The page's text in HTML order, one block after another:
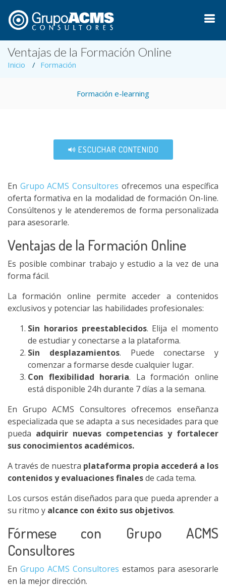
Ventajas de la Formación Online
Inicio Formación
Formación e-learning
ESCUCHAR CONTENIDO
En Grupo ACMS Consultores ofrecemos una específica
oferta formativa en la modalidad de formación On-line.
Consúltenos y le atenderemos de forma personalizada
para asesorarle.
Ventajas de la Formación Online
Es posible combinar trabajo y estudio a la vez de una
forma fácil.
La formación online permite acceder a contenidos
exclusivos y potenciar las habilidades profesionales:
Sin horarios preestablecidos. Elija el momento
de estudiar y conectarse a la plataforma.
Sin desplazamientos. Puede conectarse y
comenzar a formarse desde cualquier lugar.
Con flexibilidad horaria. La formación online
está disponible 24h durante 7 días a la semana.
En Grupo ACMS Consultores ofrecemos enseñanza
especializada que se adapta a sus necesidades para que
pueda adquirir nuevas competencias y fortalecer
sus conocimientos académicos.
A través de nuestra plataforma propia accederá a los
contenidos y evaluaciones finalesde cada tema.
Los cursos están diseñados para que pueda aprender a
su ritmo y alcance con éxito sus objetivos.
Fórmese con Grupo ACMS
Consultores
En Grupo ACMS Consultores estamos para asesorarle
en la mejor dirección.